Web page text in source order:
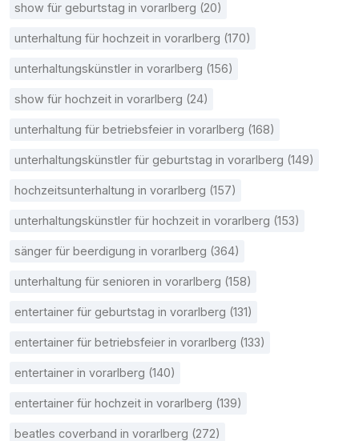
show für geburtstag in vorarlberg (20)
unterhaltung für hochzeit in vorarlberg (170)
unterhaltungskünstler in vorarlberg (156)
show für hochzeit in vorarlberg (24)
unterhaltung für betriebsfeier in vorarlberg (168)
unterhaltungskünstler für geburtstag in vorarlberg (149)
hochzeitsunterhaltung in vorarlberg (157)
unterhaltungskünstler für hochzeit in vorarlberg (153)
sänger für beerdigung in vorarlberg (364)
unterhaltung für senioren in vorarlberg (158)
entertainer für geburtstag in vorarlberg (131)
entertainer für betriebsfeier in vorarlberg (133)
entertainer in vorarlberg (140)
entertainer für hochzeit in vorarlberg (139)
beatles coverband in vorarlberg (272)